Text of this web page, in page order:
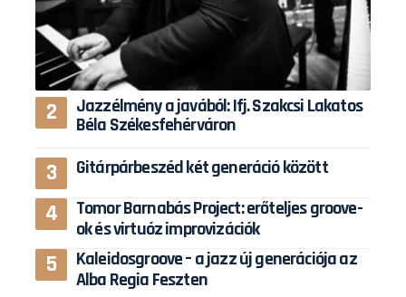
Jazzélmény a javából: Ifj. Szakcsi Lakatos
Béla Székesfehérváron
Gitárpárbeszéd két generáció között
Tomor Barnabás Project: erőteljes groove-
ok és virtuóz improvizációk
Kaleidosgroove – a jazz új generációja az
Alba Regia Feszten